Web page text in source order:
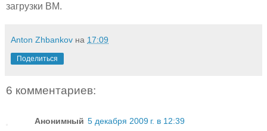
загрузки ВМ.
Anton Zhbankov на 17:09
Поделиться
6 комментариев:
Анонимный 5 декабря 2009 г. в 12:39